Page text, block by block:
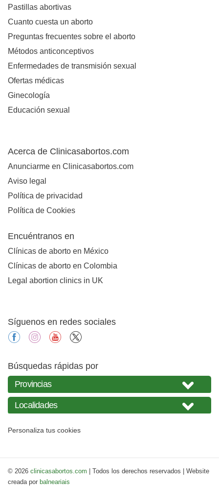
Pastillas abortivas
Cuanto cuesta un aborto
Preguntas frecuentes sobre el aborto
Métodos anticonceptivos
Enfermedades de transmisión sexual
Ofertas médicas
Ginecología
Educación sexual
Acerca de Clinicasabortos.com
Anunciarme en Clinicasabortos.com
Aviso legal
Política de privacidad
Política de Cookies
Encuéntranos en
Clínicas de aborto en México
Clínicas de aborto en Colombia
Legal abortion clinics in UK
Síguenos en redes sociales
facebookinstagramyoutube
Búsquedas rápidas por
Personaliza tus cookies
© 2026 clinicasabortos.com | Todos los derechos reservados | Website
creada por balneariais